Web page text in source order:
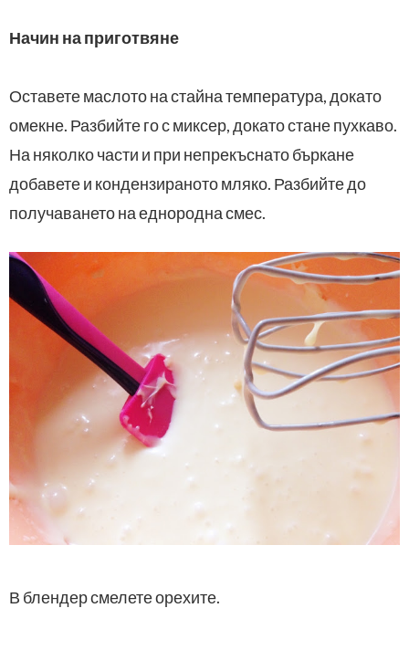
Начин на приготвяне
Оставете маслото на стайна температура, докато
омекне. Разбийте го с миксер, докато стане пухкаво.
На няколко части и при непрекъснато бъркане
добавете и кондензираното мляко. Разбийте до
получаването на еднородна смес.
В блендер смелете орехите.